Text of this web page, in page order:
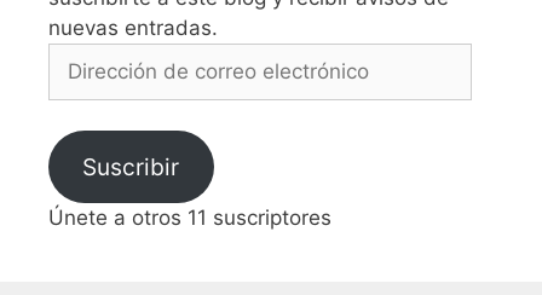
nuevas entradas.
de
electrónico
Suscribir
Únete a otros 11 suscriptores